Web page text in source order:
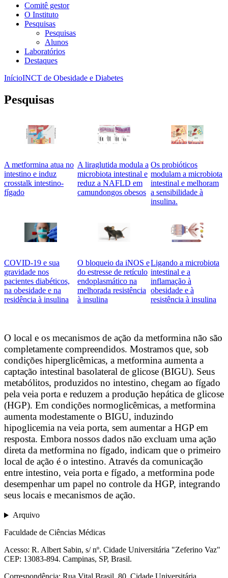
Comitê gestor
O Instituto
Pesquisas
Pesquisas
Alunos
Laboratórios
Destaques
InícioINCT de Obesidade e Diabetes
Pesquisas
A metformina atua no
intestino e induz
crosstalk intestino-
fígado
A liraglutida modula a
microbiota intestinal e
reduz a NAFLD em
camundongos obesos
Os probióticos
modulam a microbiota
intestinal e melhoram
a sensibilidade à
insulina.
COVID-19 e sua
gravidade nos
pacientes diabéticos,
na obesidade e na
residência à insulina
O bloqueio da iNOS e
do estresse de retículo
endoplasmático na
melhorada resistência
à insulina
Ligando a microbiota
intestinal e a
inflamação à
obesidade e à
resistência à insulina
O local e os mecanismos de ação da metformina não são
completamente compreendidos. Mostramos que, sob
condições hiperglicêmicas, a metformina aumenta a
captação intestinal basolateral de glicose (BIGU). Seus
metabólitos, produzidos no intestino, chegam ao fígado
pela veia porta e reduzem a produção hepática de glicose
(HGP). Em condições normoglicêmicas, a metformina
aumenta modestamente o BIGU, induzindo
hipoglicemia na veia porta, sem aumentar a HGP em
resposta. Embora nossos dados não excluam uma ação
direta da metformina no fígado, indicam que o primeiro
local de ação é o intestino. Através da comunicação
entre intestino, veia porta e fígado, a metformina pode
desempenhar um papel no controle da HGP, integrando
seus locais e mecanismos de ação.
Arquivo
Faculdade de Ciências Médicas
Acesso: R. Albert Sabin, s/ nº. Cidade Universitária "Zeferino Vaz"
CEP: 13083-894. Campinas, SP, Brasil.